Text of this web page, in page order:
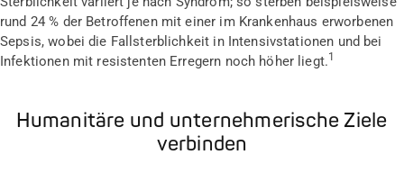
rund 24 % der Betroffenen mit einer im Krankenhaus erworbenen
Sepsis, wobei die Fallsterblichkeit in Intensivstationen und bei
Infektionen mit resistenten Erregern noch höher liegt.1
Humanitäre und unternehmerische Ziele
verbinden